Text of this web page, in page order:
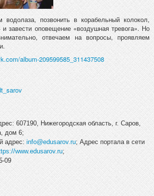
позвонить в корабельный колокол,
завести оповещение «воздушная тревога». Но
отвечаем на вопросы, проявляем
album-209599585_311437508
607190, Нижегородская область, г. Саров,
дом 6;
адрес:info@edusarov.ru; Адрес портала в сети
www.edusarov.ru;
09